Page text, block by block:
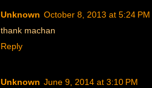
Unknown October 8, 2013 at 5:24 PM
thank machan
Reply
Unknown June 9, 2014 at 3:10 PM